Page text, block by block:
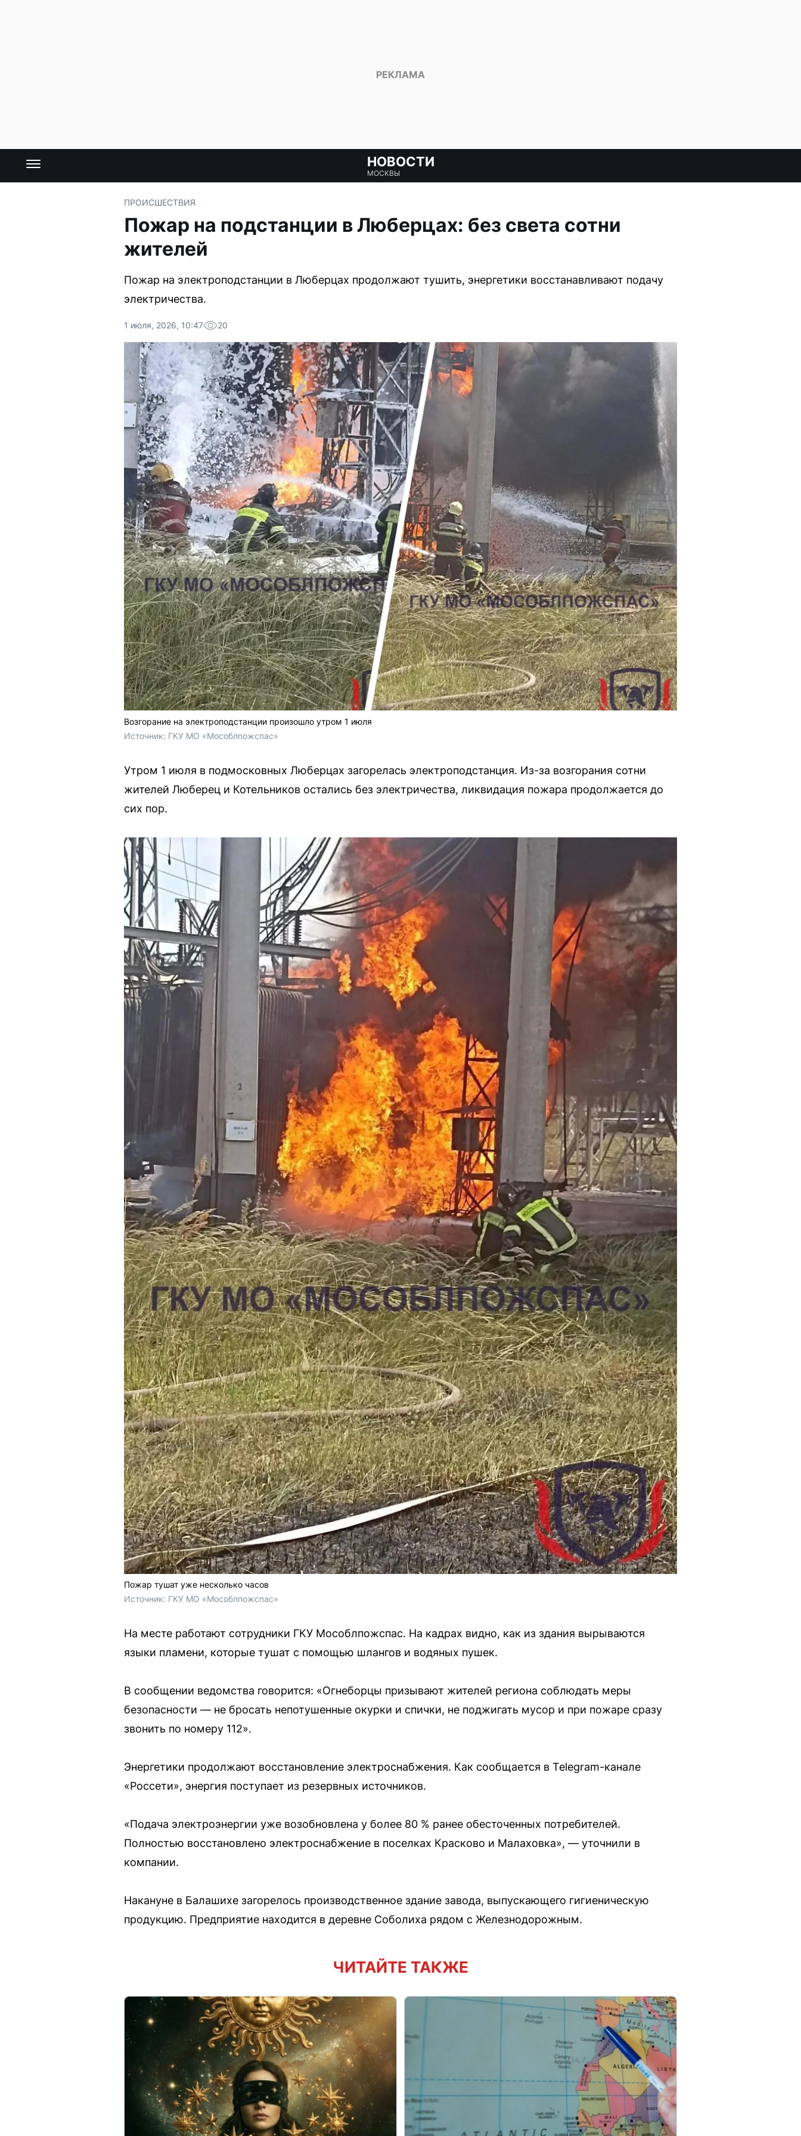
НОВОСТИ
МОСКВЫ
ПРОИСШЕСТВИЯ
Пожар на подстанции в Люберцах: без света сотни
жителей
Пожар на электроподстанции в Люберцах продолжают тушить, энергетики восстанавливают подачу
электричества.
1 июля, 2026, 10:47 20
Возгорание на электроподстанции произошло утром 1 июля
Источник: ГКУ МО «Мособлпожспас»
Утром 1 июля в подмосковных Люберцах загорелась электроподстанция. Из-за возгорания сотни
жителей Люберец и Котельников остались без электричества, ликвидация пожара продолжается до
сих пор.
Пожар тушат уже несколько часов
Источник: ГКУ МО «Мособлпожспас»
На месте работают сотрудники ГКУ Мособлпожспас. На кадрах видно, как из здания вырываются
языки пламени, которые тушат с помощью шлангов и водяных пушек.
В сообщении ведомства говорится: «Огнеборцы призывают жителей региона соблюдать меры
безопасности — не бросать непотушенные окурки и спички, не поджигать мусор и при пожаре сразу
звонить по номеру 112».
Энергетики продолжают восстановление электроснабжения. Как сообщается в Telegram-канале
«Россети», энергия поступает из резервных источников.
«Подача электроэнергии уже возобновлена у более 80 % ранее обесточенных потребителей.
Полностью восстановлено электроснабжение в поселках Красково и Малаховка», — уточнили в
компании.
Накануне в Балашихе загорелось производственное здание завода, выпускающего гигиеническую
продукцию. Предприятие находится в деревне Соболиха рядом с Железнодорожным.
ЧИТАЙТЕ ТАКЖЕ